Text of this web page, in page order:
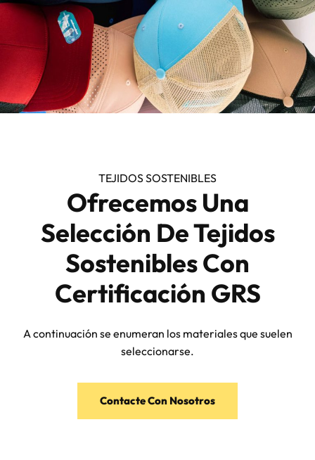
TEJIDOS SOSTENIBLES
Ofrecemos Una
Selección De Tejidos
Sostenibles Con
Certificación GRS
A continuación se enumeran los materiales que suelen
seleccionarse.
Contacte Con Nosotros